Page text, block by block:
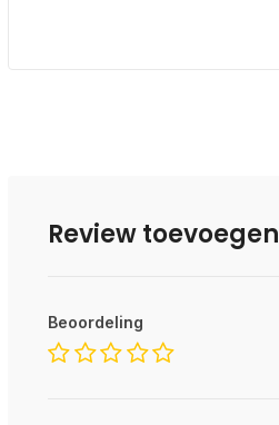
Review toevoegen
Beoordeling